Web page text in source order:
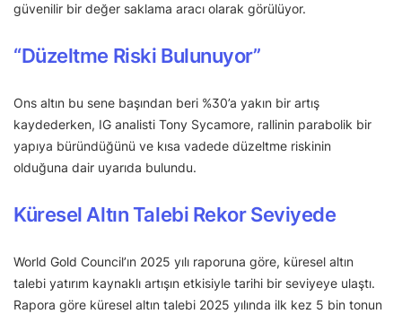
güvenilir bir değer saklama aracı olarak görülüyor.
“Düzeltme Riski Bulunuyor”
Ons altın bu sene başından beri %30’a yakın bir artış
kaydederken, IG analisti Tony Sycamore, rallinin parabolik bir
yapıya büründüğünü ve kısa vadede düzeltme riskinin
olduğuna dair uyarıda bulundu.
Küresel Altın Talebi Rekor Seviyede
World Gold Council’ın 2025 yılı raporuna göre, küresel altın
talebi yatırım kaynaklı artışın etkisiyle tarihi bir seviyeye ulaştı.
Rapora göre küresel altın talebi 2025 yılında ilk kez 5 bin tonun